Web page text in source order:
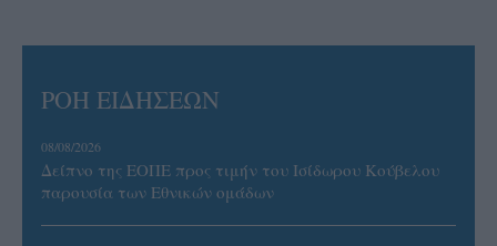
ΡΟΗ ΕΙΔΗΣΕΩΝ
08/08/2026
Δείπνο της ΕΟΠΕ προς τιμήν του Ισίδωρου Κούβελου
παρουσία των Εθνικών ομάδων